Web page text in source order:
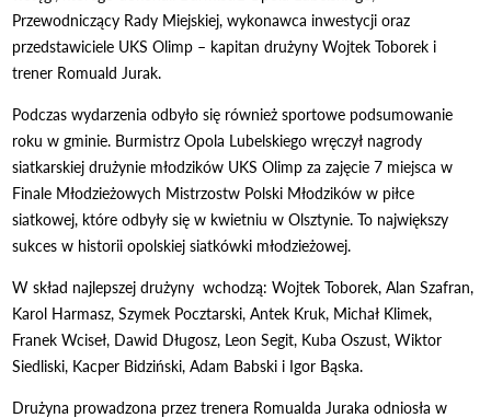
Przewodniczący Rady Miejskiej, wykonawca inwestycji oraz
przedstawiciele UKS Olimp – kapitan drużyny Wojtek Toborek i
trener Romuald Jurak.
Podczas wydarzenia odbyło się również sportowe podsumowanie
roku w gminie. Burmistrz Opola Lubelskiego wręczył nagrody
siatkarskiej drużynie młodzików UKS Olimp za zajęcie 7 miejsca w
Finale Młodzieżowych Mistrzostw Polski Młodzików w piłce
siatkowej, które odbyły się w kwietniu w Olsztynie. To największy
sukces w historii opolskiej siatkówki młodzieżowej.
W skład najlepszej drużyny wchodzą: Wojtek Toborek, Alan Szafran,
Karol Harmasz, Szymek Pocztarski, Antek Kruk, Michał Klimek,
Franek Wciseł, Dawid Długosz, Leon Segit, Kuba Oszust, Wiktor
Siedliski, Kacper Bidziński, Adam Babski i Igor Bąska.
Drużyna prowadzona przez trenera Romualda Juraka odniosła w